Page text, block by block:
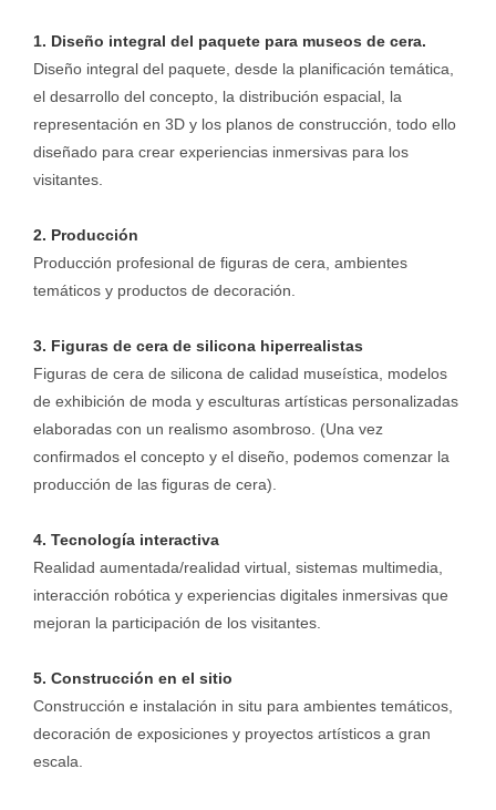
1. Diseño integral del paquete para museos de cera.
Diseño integral del paquete, desde la planificación temática,
el desarrollo del concepto, la distribución espacial, la
representación en 3D y los planos de construcción, todo ello
diseñado para crear experiencias inmersivas para los
visitantes.
2. Producción
Producción profesional de figuras de cera, ambientes
temáticos y productos de decoración.
3. Figuras de cera de silicona hiperrealistas
Figuras de cera de silicona de calidad museística, modelos
de exhibición de moda y esculturas artísticas personalizadas
elaboradas con un realismo asombroso. (Una vez
confirmados el concepto y el diseño, podemos comenzar la
producción de las figuras de cera).
4. Tecnología interactiva
Realidad aumentada/realidad virtual, sistemas multimedia,
interacción robótica y experiencias digitales inmersivas que
mejoran la participación de los visitantes.
5. Construcción en el sitio
Construcción e instalación in situ para ambientes temáticos,
decoración de exposiciones y proyectos artísticos a gran
escala.